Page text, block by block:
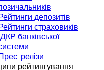
депозитів
страховиків
банківської
релізи
рейтингування